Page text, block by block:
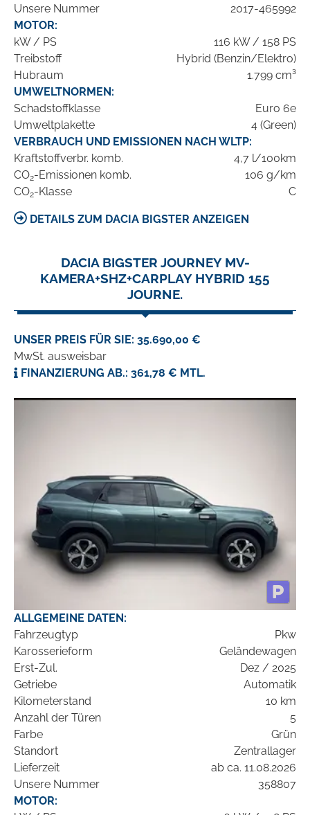
Unsere Nummer
2017-465992
MOTOR:
kW / PS
116 kW / 158 PS
Treibstoff
Hybrid (Benzin/Elektro)
Hubraum
1.799 cm³
UMWELTNORMEN:
Schadstoffklasse
Euro 6e
Umweltplakette
4 (Green)
VERBRAUCH UND EMISSIONEN NACH WLTP:
Kraftstoffverbr. komb.
4,7 l/100km
CO2-Emissionen komb.
106 g/km
CO2-Klasse C
DETAILS ZUM DACIA BIGSTER ANZEIGEN
DACIA BIGSTER JOURNEY MV-
KAMERA+SHZ+CARPLAY HYBRID 155
JOURNE.
UNSER PREIS FÜR SIE: 35.690,00 €
MwSt. ausweisbar
FINANZIERUNG AB.: 361,78 € MTL.
ALLGEMEINE DATEN:
Fahrzeugtyp
Pkw
Karosserieform
Geländewagen
Erst-Zul.
Dez / 2025
Getriebe
Automatik
Kilometerstand
10 km
Anzahl der Türen
5
Farbe
Grün
Standort
Zentrallager
Lieferzeit
ab ca. 11.08.2026
Unsere Nummer
358807
MOTOR: